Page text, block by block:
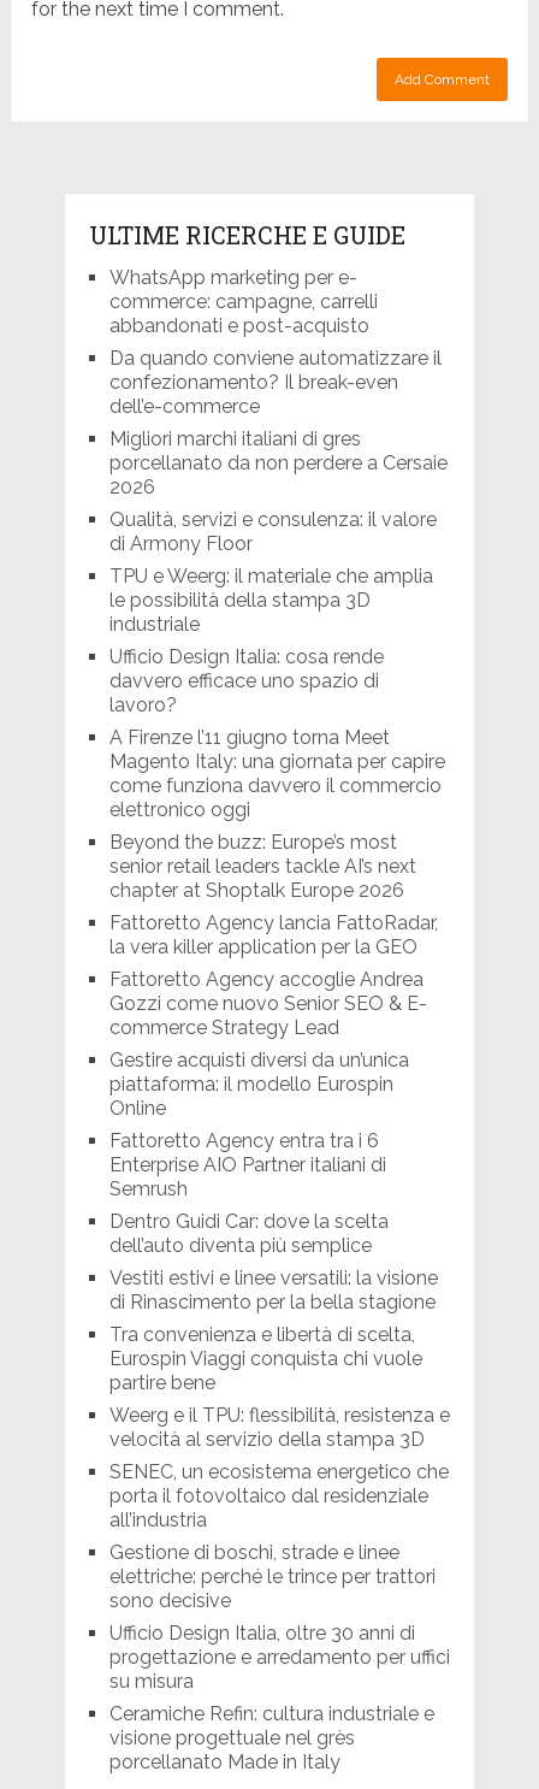
for the next time I comment.
ULTIME RICERCHE E GUIDE
WhatsApp marketing per e-
commerce: campagne, carrelli
abbandonati e post-acquisto
Da quando conviene automatizzare il
confezionamento? Il break-even
dell’e-commerce
Migliori marchi italiani di gres
porcellanato da non perdere a Cersaie
2026
Qualità, servizi e consulenza: il valore
di Armony Floor
TPU e Weerg: il materiale che amplia
le possibilità della stampa 3D
industriale
Ufficio Design Italia: cosa rende
davvero efficace uno spazio di
lavoro?
A Firenze l’11 giugno torna Meet
Magento Italy: una giornata per capire
come funziona davvero il commercio
elettronico oggi
Beyond the buzz: Europe’s most
senior retail leaders tackle AI’s next
chapter at Shoptalk Europe 2026
Fattoretto Agency lancia FattoRadar,
la vera killer application per la GEO
Fattoretto Agency accoglie Andrea
Gozzi come nuovo Senior SEO & E-
commerce Strategy Lead
Gestire acquisti diversi da un’unica
piattaforma: il modello Eurospin
Online
Fattoretto Agency entra tra i 6
Enterprise AIO Partner italiani di
Semrush
Dentro Guidi Car: dove la scelta
dell’auto diventa più semplice
Vestiti estivi e linee versatili: la visione
di Rinascimento per la bella stagione
Tra convenienza e libertà di scelta,
Eurospin Viaggi conquista chi vuole
partire bene
Weerg e il TPU: flessibilità, resistenza e
velocità al servizio della stampa 3D
SENEC, un ecosistema energetico che
porta il fotovoltaico dal residenziale
all’industria
Gestione di boschi, strade e linee
elettriche: perché le trince per trattori
sono decisive
Ufficio Design Italia, oltre 30 anni di
progettazione e arredamento per uffici
su misura
Ceramiche Refin: cultura industriale e
visione progettuale nel grès
porcellanato Made in Italy